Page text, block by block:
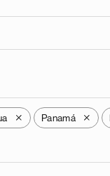
X Panamá X